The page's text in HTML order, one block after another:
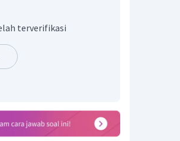
evaporasi.
air kecil (
dengan
oleh gerakan udara.
rendah.
uap berubah
terverifikasi